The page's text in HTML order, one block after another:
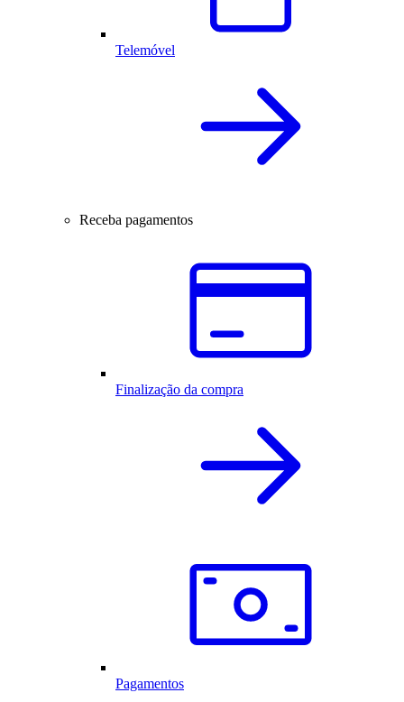
Telemóvel
Receba pagamentos
Finalização da compra
Pagamentos